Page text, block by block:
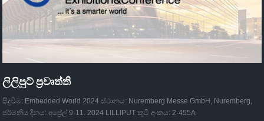
ලිලිපුට් ප්‍රවෘත්ති
සිදුවීම: Embedded World 2024 ස්ථානය: Nuremberg Messe GmbH, Nuremberg,
ජර්මනිය දිනය: අප්‍රේල් 9-11. 2024 LILLIPUT කුටි අංකය: 2-455A